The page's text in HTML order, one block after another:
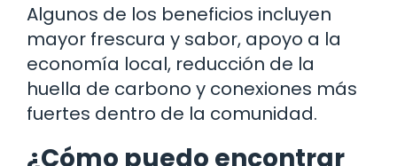
Algunos de los beneficios incluyen
mayor frescura y sabor, apoyo a la
economía local, reducción de la
huella de carbono y conexiones más
fuertes dentro de la comunidad.
¿Cómo puedo encontrar